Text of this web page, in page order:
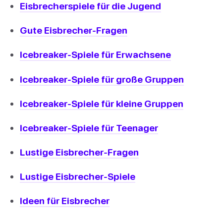
Eisbrecherspiele für die Jugend
Gute Eisbrecher-Fragen
Icebreaker-Spiele für Erwachsene
Icebreaker-Spiele für große Gruppen
Icebreaker-Spiele für kleine Gruppen
Icebreaker-Spiele für Teenager
Lustige Eisbrecher-Fragen
Lustige Eisbrecher-Spiele
Ideen für Eisbrecher